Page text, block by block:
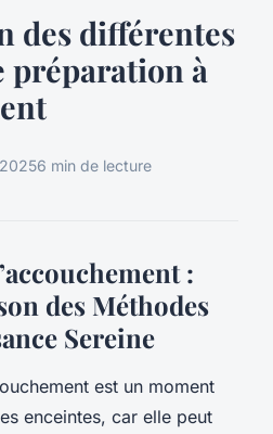
des différentes
préparation à
6 min de lecture
:
des Méthodes
Sereine
est un moment
enceintes, car elle peut